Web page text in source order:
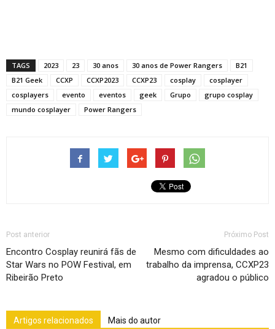
TAGS 2023 23 30 anos 30 anos de Power Rangers
B21
B21 Geek
CCXP CCXP2023 CCXP23 cosplay
cosplayer
cosplayers
evento eventos geek Grupo
grupo cosplay
mundo cosplayer
Power Rangers
Post anterior
Encontro Cosplay reunirá fãs de
Star Wars no POW Festival, em
Ribeirão Preto
Próximo Post
Mesmo com dificuldades ao
trabalho da imprensa, CCXP23
agradou o público
Artigos relacionados Mais do autor